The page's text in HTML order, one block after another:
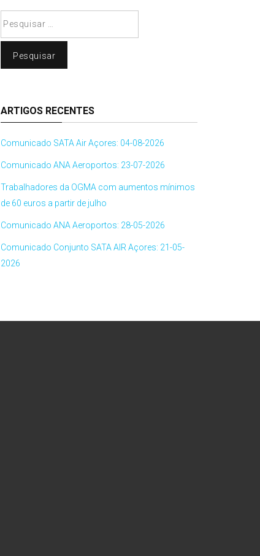
ARTIGOS RECENTES
Comunicado SATA Air Açores: 04-08-2026
Comunicado ANA Aeroportos: 23-07-2026
Trabalhadores da OGMA com aumentos mínimos
de 60 euros a partir de julho
Comunicado ANA Aeroportos: 28-05-2026
Comunicado Conjunto SATA AIR Açores: 21-05-
2026